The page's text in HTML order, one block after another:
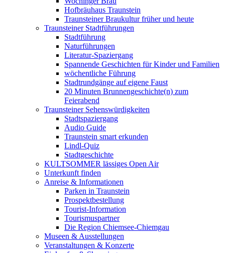
Hofbräuhaus Traunstein
Traunsteiner Braukultur früher und heute
Traunsteiner Stadtführungen
Stadtführung
Naturführungen
Literatur-Spaziergang
Spannende Geschichten für Kinder und Familien
wöchentliche Führung
Stadtrundgänge auf eigene Faust
20 Minuten Brunnengeschichte(n) zum
Feierabend
Traunsteiner Sehenswürdigkeiten
Stadtspaziergang
Audio Guide
Traunstein smart erkunden
Lindl-Quiz
Stadtgeschichte
KULTSOMMER lässiges Open Air
Unterkunft finden
Anreise & Informationen
Parken in Traunstein
Prospektbestellung
Tourist-Information
Tourismuspartner
Die Region Chiemsee-Chiemgau
Museen & Ausstellungen
Veranstaltungen & Konzerte